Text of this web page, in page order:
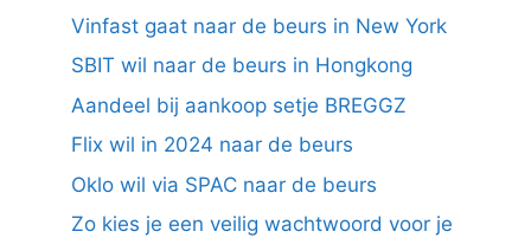
Vinfast gaat naar de beurs in New York
SBIT wil naar de beurs in Hongkong
Aandeel bij aankoop setje BREGGZ
Flix wil in 2024 naar de beurs
Oklo wil via SPAC naar de beurs
Zo kies je een veilig wachtwoord voor je